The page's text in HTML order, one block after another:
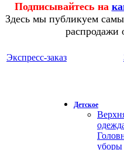
Подписывайтесь на
Здесь мы публикуем
распродажи
Экспресс-заказ
Детское
уборы